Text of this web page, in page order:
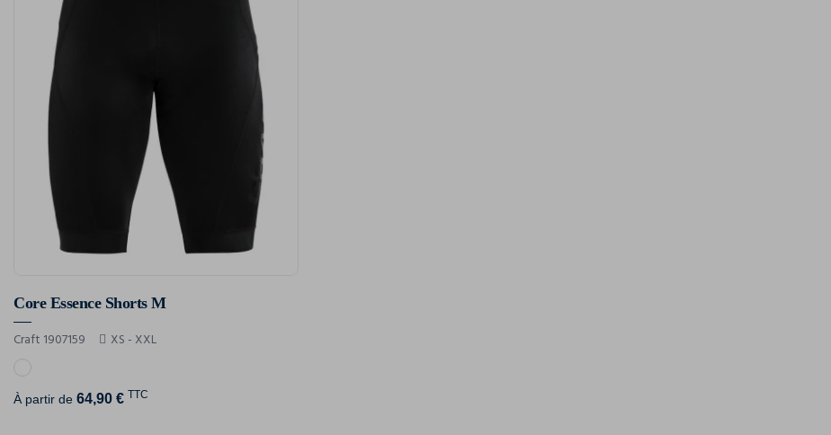
Core Essence Shorts M
Craft 1907159 XS - XXL
À partir de 64,90 € TTC